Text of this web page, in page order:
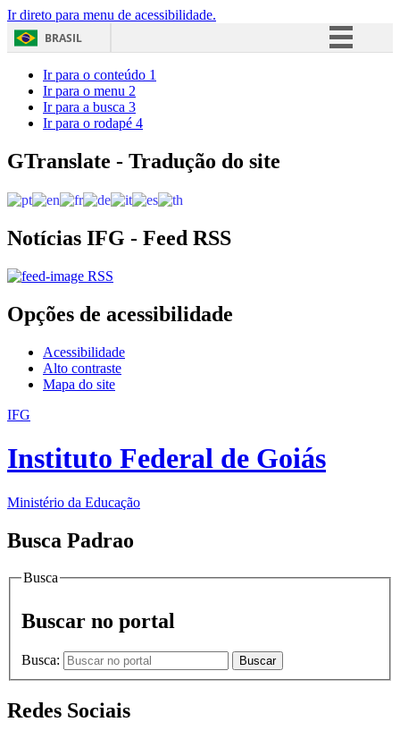
Ir direto para menu de acessibilidade.
BRASIL
Acesso à informação
Ir para o conteúdo 1
Ir para o menu 2
Ir para a busca 3
Ir para o rodapé 4
GTranslate - Tradução do site
Notícias IFG - Feed RSS
RSS
Opções de acessibilidade
Acessibilidade
Alto contraste
Mapa do site
IFG
Instituto Federal de Goiás
Ministério da Educação
Busca Padrao
Busca
Buscar no portal
Busca: Buscar
Redes Sociais